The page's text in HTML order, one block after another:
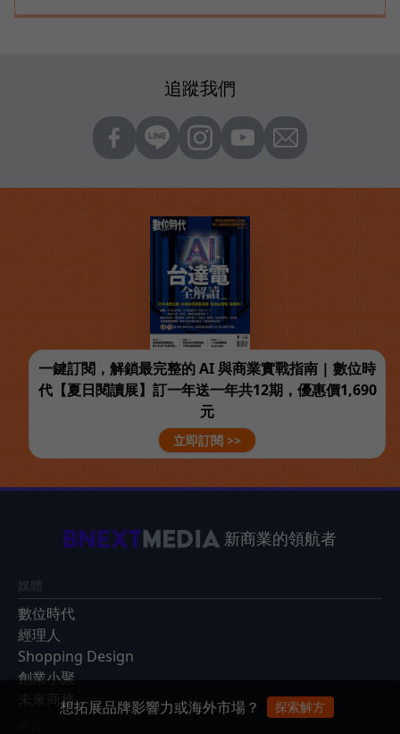
追蹤我們
一鍵訂閱，解鎖最完整的 AI 與商業實戰指南 | 數位時
代【夏日閱讀展】訂一年送一年共12期，優惠價1,690
元
立即訂閱 >>
新商業的領航者
媒體
數位時代
經理人
Shopping Design
創業小聚
未來商務想拓展品牌影響力或海外市場？ 探索解方